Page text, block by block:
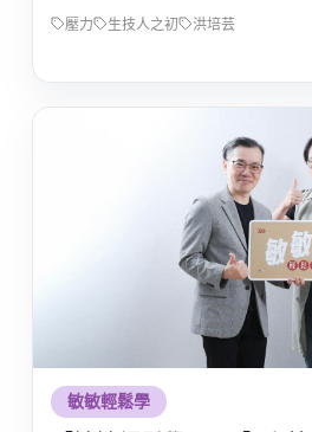
壓力 生技人之初 洪培芸
敏敏輕鬆學